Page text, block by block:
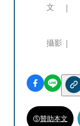
文
攝影
贊助本文